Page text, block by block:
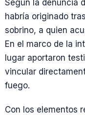
Según la denuncia
habría originado
sobrino, a quien
En el marco de la
lugar aportaron
vincular
fuego.
Con los elementos